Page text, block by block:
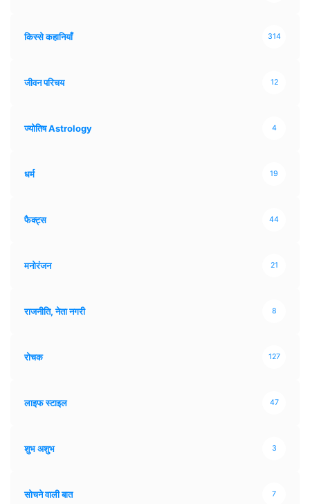
किस्से कहानियाँ 314
जीवन परिचय 12
ज्योतिष Astrology 4
धर्म 19
फैक्ट्स 44
मनोरंजन 21
राजनीति, नेता नगरी 8
रोचक 127
लाइफ स्टाइल 47
शुभ अशुभ 3
सोचने वाली बात 7